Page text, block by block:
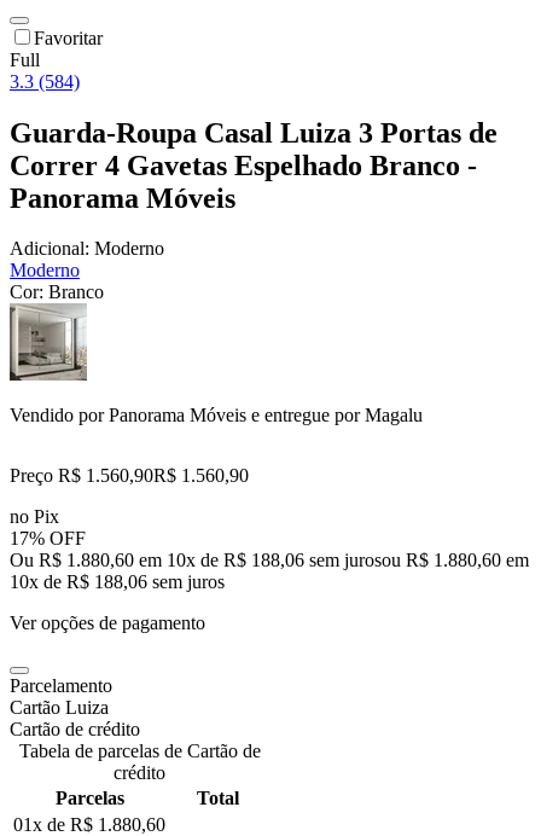
Favoritar
Full
3.3 (584)
Guarda-Roupa Casal Luiza 3 Portas de
Correr 4 Gavetas Espelhado Branco -
Panorama Móveis
Adicional: Moderno
Moderno
Cor: Branco
Vendido porPanorama Móveis e entregue por Magalu
Preço R$ 1.560,90R$ 1.560,90
no Pix
17% OFF
Ou R$ 1.880,60 em 10x de R$ 188,06 sem jurosou R$ 1.880,60 em
10x de R$ 188,06 sem juros
Ver opções de pagamento
Parcelamento
Cartão Luiza
Cartão de crédito
Tabela de parcelas de Cartão de
crédito
Parcelas
Total
01x de R$ 1.880,60